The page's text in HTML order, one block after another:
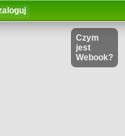
Czym
jest
Webook?